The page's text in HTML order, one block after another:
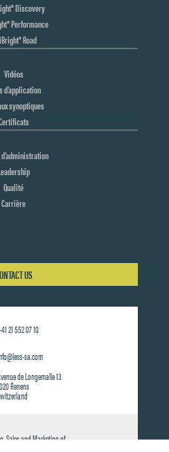
Discovery
Performance
Road
Vidéos
d’application
synoptiques
Qualité
Carrière
US
21 552 07 10
sa.com
de Longemalle 13
Renens
Sales and Marketing of